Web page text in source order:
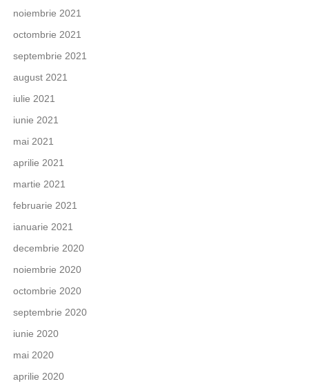
noiembrie 2021
octombrie 2021
septembrie 2021
august 2021
iulie 2021
iunie 2021
mai 2021
aprilie 2021
martie 2021
februarie 2021
ianuarie 2021
decembrie 2020
noiembrie 2020
octombrie 2020
septembrie 2020
iunie 2020
mai 2020
aprilie 2020